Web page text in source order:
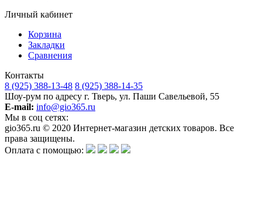
Личный кабинет
Корзина
Закладки
Сравнения
Контакты
8 (925) 388-13-48 8 (925) 388-14-35
Шоу-рум по адресу г. Тверь, ул. Паши Савельевой, 55
E-mail: info@gio365.ru
Мы в соц сетях:
gio365.ru © 2020 Интернет-магазин детских товаров. Все
права защищены.
Оплата с помощью: